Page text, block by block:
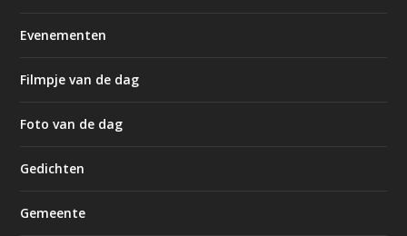
Evenementen
Filmpje van de dag
Foto van de dag
Gedichten
Gemeente